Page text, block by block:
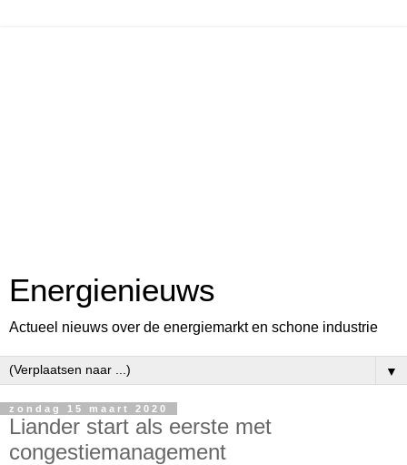
Energienieuws
Actueel nieuws over de energiemarkt en schone industrie
▼
zondag 15 maart 2020
Liander start als eerste met
congestiemanagement